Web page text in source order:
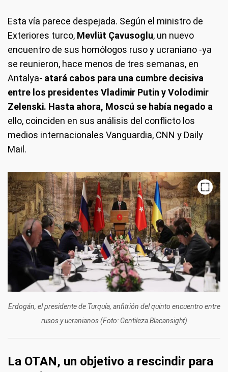
Esta vía parece despejada. Según el ministro de
Exteriores turco, Mevlüt Çavusoglu, un nuevo
encuentro de sus homólogos ruso y ucraniano -ya
se reunieron, hace menos de tres semanas, en
Antalya- atará cabos para una cumbre decisiva
entre los presidentes Vladimir Putin y Volodimir
Zelenski. Hasta ahora, Moscú se había negado a
ello, coinciden en sus análisis del conflicto los
medios internacionales Vanguardia, CNN y Daily
Mail.
Erdogán, el presidente de Turquía, anfitrión del quinto encuentro entre
rusos y ucranianos (Foto: Gentileza Blacansight)
La OTAN, un objetivo a rescindir para